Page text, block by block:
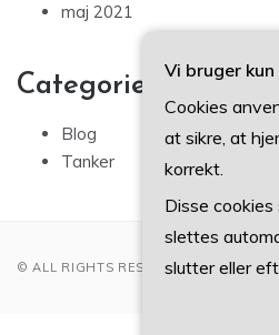
maj 2021
Categories
Blog
Tanker
© ALL RIGHTS RESERVED 2022
Vi bruger
Cookies
at sikre, at
korrekt.
Disse
slettes
slutter eller